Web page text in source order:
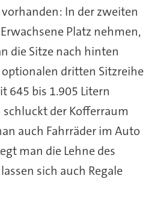
In der zweiten
Platz nehmen,
die Sitze nach hinten
dritten Sitzreihe
645 bis 1.905 Litern
der Kofferraum
auch Fahrräder im Auto
man die Lehne des
sich auch Regale